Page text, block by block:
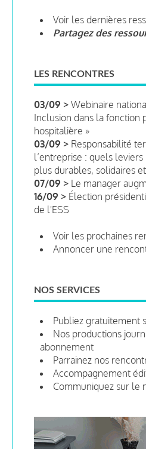
Voir les dernières
Partagez des
LES RENCONTRES
03/09 > Webinaire
Inclusion dans la fonction
hospitalière »
03/09 > Responsabilité
l’entreprise : quels
plus durables, solidaires
07/09 > Le manager
16/09 > Élection
de l'ESS
Voir les prochaines
Annoncer une
NOS SERVICES
Publiez gratuitement
Nos productions
abonnement
Parrainez nos
Accompagnement
Communiquez sur le